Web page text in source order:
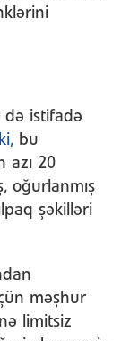
də istifadə
bu
azı 20
oğurlanmış
şəkilləri
məşhur
limitsiz